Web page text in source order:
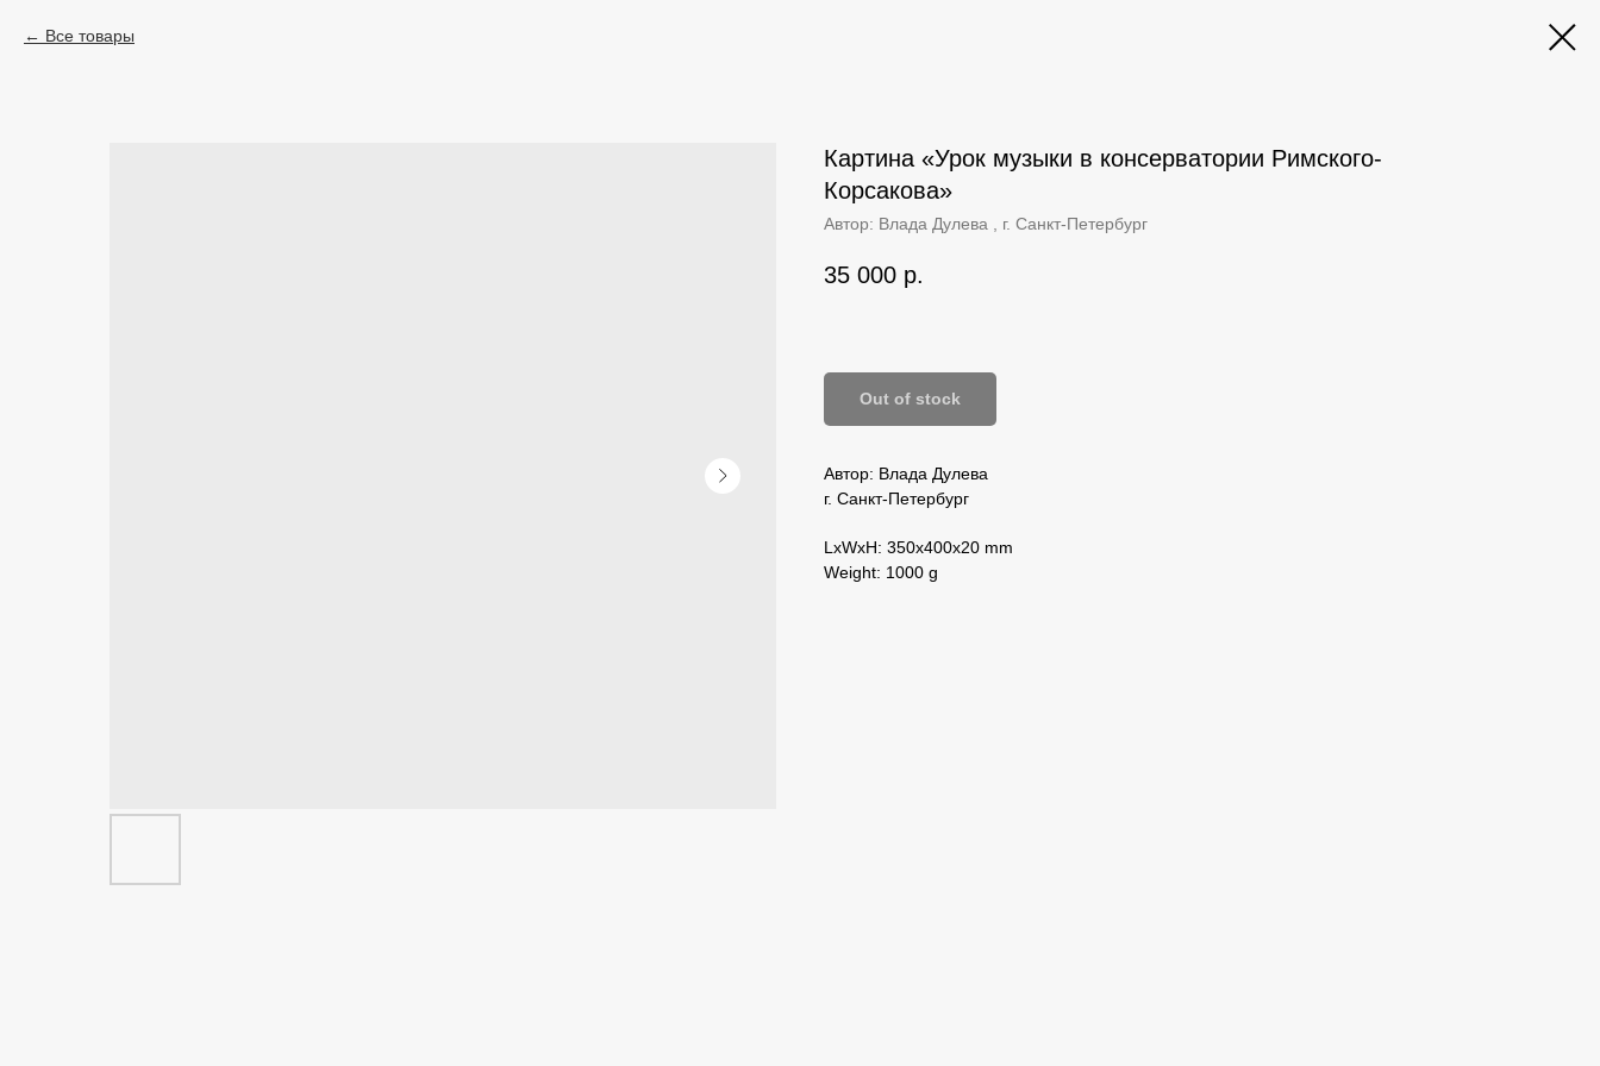
Все товары
Картина «Урок музыки в консерватории Римского-
Корсакова»‎
Автор: Влада Дулева , г. Санкт-Петербург
35 000 р.
Out of stock
Автор: Влада Дулева
г. Санкт-Петербург
LxWxH: 350x400x20 mm
Weight: 1000 g